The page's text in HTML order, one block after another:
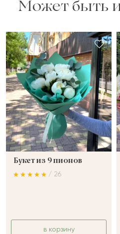
Может быть
Букет из 9 пионов
/ 26
в корзину